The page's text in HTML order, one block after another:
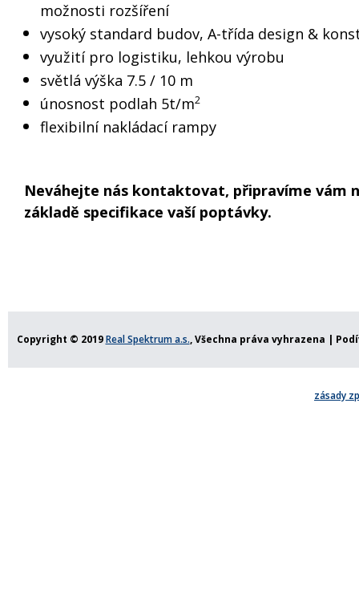
možnosti rozšíření
vysoký standard budov, A-třída design &
využití pro logistiku, lehkou výrobu
světlá výška 7.5 / 10 m
únosnost podlah 5t/m2
flexibilní nakládací rampy
Neváhejte nás kontaktovat, připravíme vám
základě specifikace vaší poptávky.
Copyright © 2019Real Spektrum a.s., Všechna práva vyhrazena |
zásady